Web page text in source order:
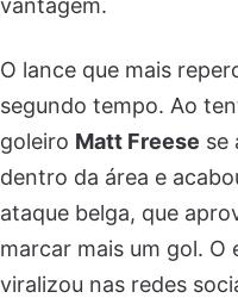
vantagem.
O lance que mais
segundo tempo. Ao
goleiro Matt Freese se
dentro da área e
ataque belga, que
marcar mais um gol. O
viralizou nas redes